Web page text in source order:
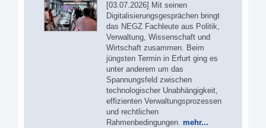
[03.07.2026] Mit seinen
Digitalisierungsgesprächen bringt
das NEGZ Fachleute aus Politik,
Verwaltung, Wissenschaft und
Wirtschaft zusammen. Beim
jüngsten Termin in Erfurt ging es
unter anderem um das
Spannungsfeld zwischen
technologischer Unabhängigkeit,
effizienten Verwaltungsprozessen
und rechtlichen
Rahmenbedingungen. mehr...